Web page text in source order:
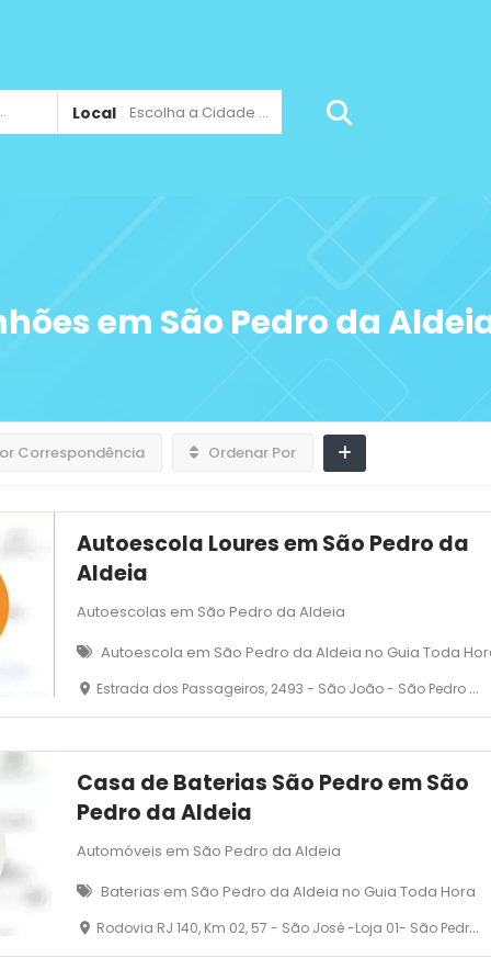
Local Escolha a Cidade ...
em São Pedro da
Correspondência Ordenar Por
Autoescola Loures em São Pedro da
Aldeia
Autoescolas em São Pedro da Aldeia
Autoescola em São Pedro da Aldeia no Guia Toda
Estrada dos Passageiros, 2493 - São João - São Pedro da Aldeia - RJ
Casa de Baterias São Pedro em São
Pedro da Aldeia
Automóveis em São Pedro da Aldeia
Baterias em São Pedro da Aldeia no Guia Toda Hora
Rodovia RJ 140, Km 02, 57 - São José -Loja 01- São Pedro da Aldeia - RJ